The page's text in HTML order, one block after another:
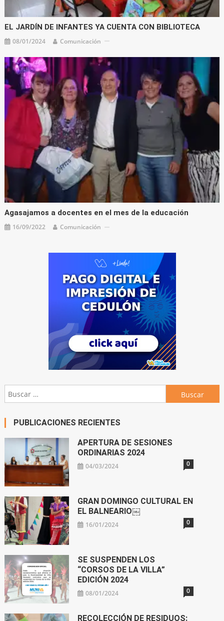
EL JARDÍN DE INFANTES YA CUENTA CON BIBLIOTECA
08/01/2024 Comunicación
Agasajamos a docentes en el mes de la educación
16/09/2022 Comunicación
Buscar:
PUBLICACIONES RECIENTES
APERTURA DE SESIONES
ORDINARIAS 2024
04/03/2024 0
GRAN DOMINGO CULTURAL EN
EL BALNEARIO￼
16/01/2024 0
SE SUSPENDEN LOS
“CORSOS DE LA VILLA”
EDICIÓN 2024
08/01/2024 0
RECOLECCIÓN DE RESIDUOS: